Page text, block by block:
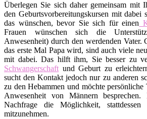
Überlegen Sie sich daher gemeinsam mit
den Geburtsvorbereitungskursen mit dabei
das wünschen, bevor Sie sich für einen
Frauen wünschen sich die
Anwesenheit) durch den werdenden Vater.
das erste Mal Papa wird, sind auch viele
mit dabei. Das hilft ihm, Sie besser zu
Schwangerschaft und Geburt zu
sucht den Kontakt jedoch nur zu anderen
zu den Hebammen und möchte
Anwesenheit von Männern
Nachfrage die Möglichkeit,
mitzunehmen.